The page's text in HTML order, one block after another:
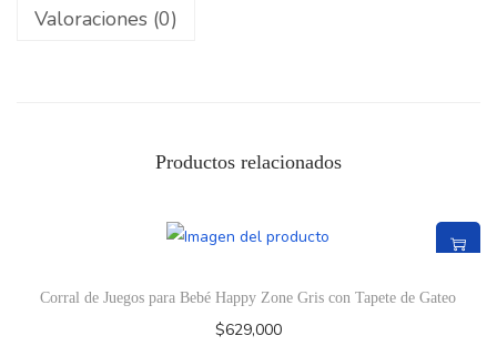
Valoraciones (0)
Productos relacionados
Corral de Juegos para Bebé Happy Zone Gris con Tapete de Gateo
$629,000